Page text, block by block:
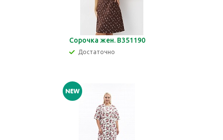
Сорочка жен. В351190
Достаточно